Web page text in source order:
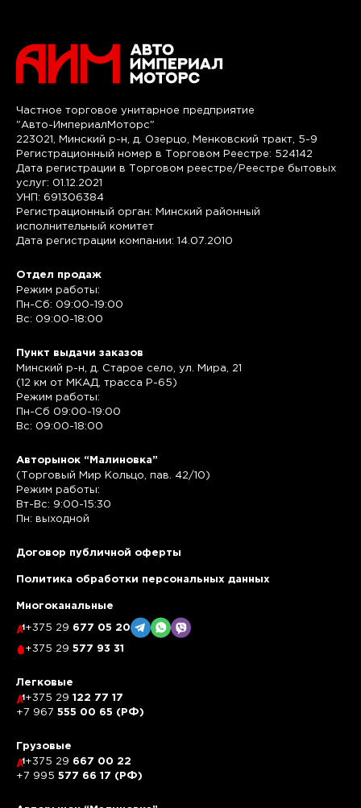
Частное торговое унитарное предприятие
"Авто-ИмпериалМоторс"
223021, Минский р-н, д. Озерцо, Менковский тракт, 5-9
Регистрационный номер в Торговом Реестре: 524142
Дата регистрации в Торговом реестре/Реестре бытовых
услуг: 01.12.2021
УНП: 691306384
Регистрационный орган: Минский районный
исполнительный комитет
Дата регистрации компании: 14.07.2010
Отдел продаж
Режим работы:
Пн-Сб: 09:00-19:00
Вс: 09:00-18:00
Пункт выдачи заказов
Минский р-н, д. Старое село, ул. Мира, 21
(12 км от МКАД, трасса P-65)
Режим работы:
Пн-Сб 09:00-19:00
Вс: 09:00-18:00
Авторынок “Малиновка”
(Торговый Мир Кольцо, пав. 42/10)
Режим работы:
Вт-Вс: 9:00-15:30
Пн: выходной
Договор публичной оферты
Политика обработки персональных данных
Многоканальные
+375 29 677 05 20
+375 29 577 93 31
Легковые
+375 29 122 77 17
+7 967 555 00 65 (РФ)
Грузовые
+375 29 667 00 22
+7 995 577 66 17 (РФ)